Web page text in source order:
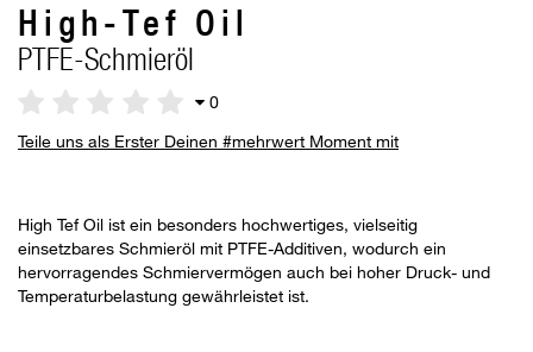
High-Tef Oil
PTFE-Schmieröl
0
Teile uns als Erster Deinen #mehrwert Moment mit
High Tef Oil ist ein besonders hochwertiges, vielseitig
einsetzbares Schmieröl mit PTFE-Additiven, wodurch ein
hervorragendes Schmiervermögen auch bei hoher Druck- und
Temperaturbelastung gewährleistet ist.